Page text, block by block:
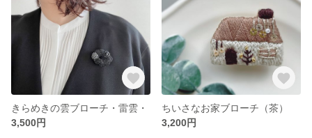
きらめきの雲ブローチ・雷雲・
3,500円
ちいさなお家ブローチ（茶）
3,200円